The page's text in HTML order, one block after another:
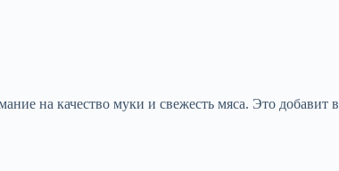
на качество муки и свежесть мяса. Это добавит